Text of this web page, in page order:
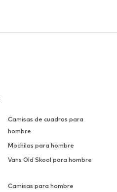
Camisas de cuadros para
hombre
Mochilas para hombre
Vans Old Skool para hombre
Camisas para hombre